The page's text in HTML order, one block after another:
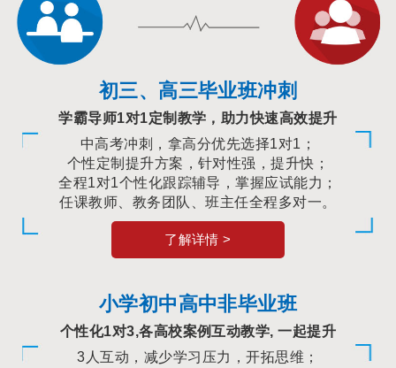
初三、高三毕业班冲刺
学霸导师1对1定制教学，助力快速高效提升
中高考冲刺，拿高分优先选择1对1；
个性定制提升方案，针对性强，提升快；
全程1对1个性化跟踪辅导，掌握应试能力；
任课教师、教务团队、班主任全程多对一。
了解详情 >
小学初中高中非毕业班
个性化1对3,各高校案例互动教学, 一起提升
3人互动，减少学习压力，开拓思维；